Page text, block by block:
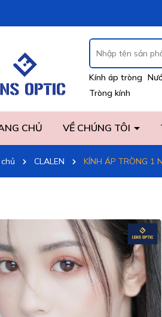
Kính áp tròng
Tròng kính
CHỦ VỀ CHÚNG TÔI
CLALEN KÍNH ÁP TRÒNG 1